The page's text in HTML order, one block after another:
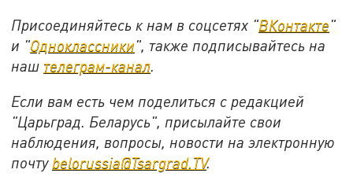
Присоединяйтесь к нам в соцсетях "ВКонтакте"
и "Одноклассники", также подписывайтесь на
наш телеграм-канал
Если вам есть чем поделиться с редакцией
"Царьград. Беларусь", присылайте свои
наблюдения, вопросы, новости на электронную
почту belorussia@Tsargrad.TV.